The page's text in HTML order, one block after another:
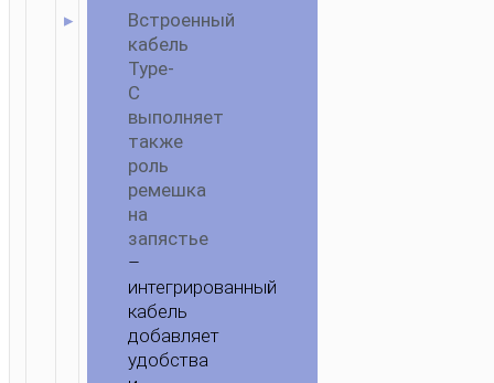
Встроенный
кабель
Type-
C
выполняет
также
роль
ремешка
на
запястье
–
интегрированный
кабель
добавляет
удобства